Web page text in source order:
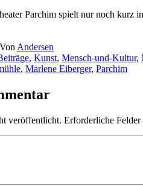
Parchim spielt nur noch kurz
Von Andersen
, Kunst, Mensch-und-Kultur,
, Marlene Eiberger, Parchim
veröffentlicht. Erforderliche Felder